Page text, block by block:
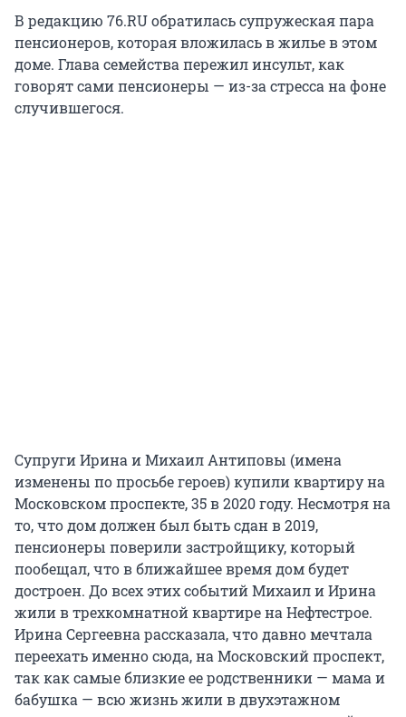
В редакцию 76.RU обратилась супружеская пара
пенсионеров, которая вложилась в жилье в этом
доме. Глава семейства пережил инсульт, как
говорят сами пенсионеры — из-за стресса на фоне
случившегося.
Супруги Ирина и Михаил Антиповы (имена
изменены по просьбе героев) купили квартиру на
Московском проспекте, 35 в 2020 году. Несмотря на
то, что дом должен был быть сдан в 2019,
пенсионеры поверили застройщику, который
пообещал, что в ближайшее время дом будет
достроен. До всех этих событий Михаил и Ирина
жили в трехкомнатной квартире на Нефтестрое.
Ирина Сергеевна рассказала, что давно мечтала
переехать именно сюда, на Московский проспект,
так как самые близкие ее родственники — мама и
бабушка — всю жизнь жили в двухэтажном